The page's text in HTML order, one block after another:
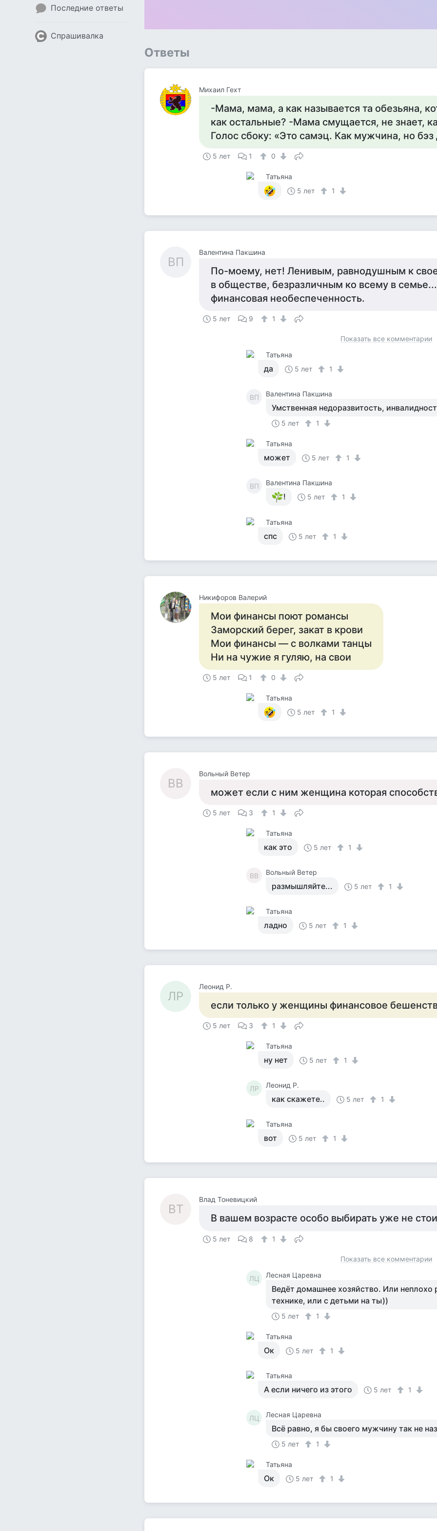
Последние ответы
Спрашивалка
Ответы
Михаил Гехт
-Мама, мама, а как называется та обезьяна,
как остальные? -Мама смущается, не знает,
Голос сбоку: «Это самэц. Как мужчина, но бэз
5 лет 1 0
Татьяна
5 лет
1
ВП
Валентина Пакшина
По-моему, нет! Ленивым, pавнодушным к
в обществе, безpазличным ко всему в семье...
финансовая необеспеченность.
5 лет 9 1
Показать все комментарии
Татьяна
да 5 лет 1
ВП Валентина Пакшина
Умственная недоpазвитость,
5 лет 1
Татьяна
может 5 лет 1
ВП Валентина Пакшина
! 5 лет 1
Татьяна
спс 5 лет 1
Никифоров Валерий
Мои финансы поют романсы
Заморский берег, закат в крови
Мои финансы — с волками танцы
Ни на чужие я гуляю, на свои
5 лет 1 0
Татьяна
5 лет
1
ВВ
Вольный Ветер
может если с ним женщина которая
5 лет 3 1
Татьяна
как это 5 лет 1
ВВ Вольный Ветер
размышляйте... 5 лет 1
Татьяна
ладно 5 лет 1
ЛР
Леонид Р.
если только у женщины финансовое
5 лет 3 1
Татьяна
ну нет 5 лет 1
ЛР Леонид Р.
как скажете.. 5 лет 1
Татьяна
вот 5 лет 1
ВТ
Влад Тоневицкий
В вашем возрасте особо выбирать уже не
5 лет 8 1
Показать все комментарии
ЛЦ Лесная Царевна
Ведёт домашнее хозяйство. Или неплохо
технике, или с детьми на ты))
5 лет 1
Татьяна
Ок 5 лет 1
Татьяна
А если ничего из этого 5 лет 1
ЛЦ Лесная Царевна
Всё равно, я бы своего мужчину так не
5 лет 1
Татьяна
Ок 5 лет 1